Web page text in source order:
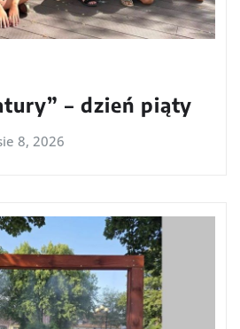
– dzień piąty
8, 2026